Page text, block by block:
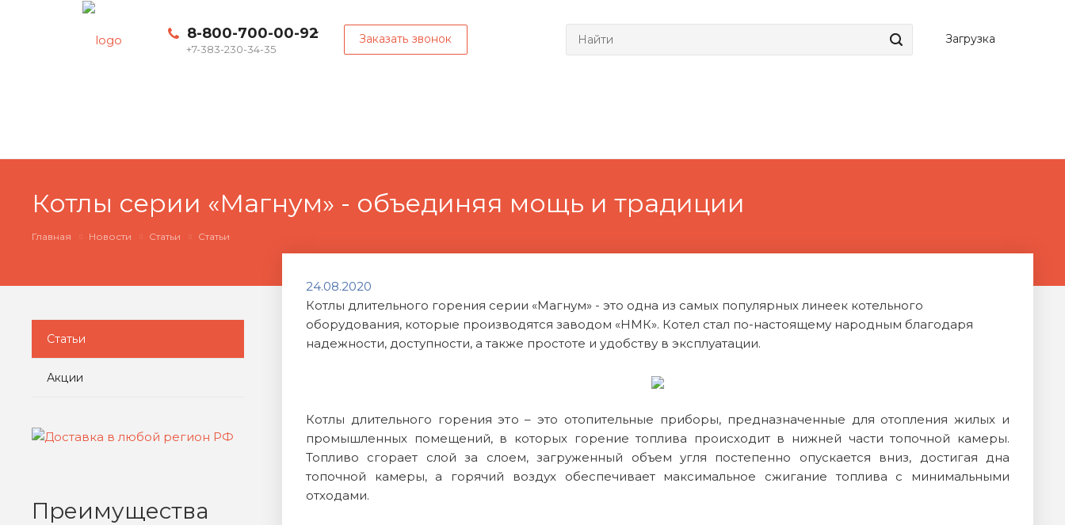
8-800-700-00-92
+7-383-230-34-35
Заказать звонок Загрузка
Котлы серии «Магнум» - объединяя мощь и традиции
Главная Новости Статьи Статьи
24.08.2020
Котлы длительного горения серии «Магнум» - это одна из самых популярных линеек котельного
оборудования, которые производятся заводом «НМК». Котел стал по-настоящему народным благодаря
надежности, доступности, а также простоте и удобству в эксплуатации.
Котлы длительного горения это – это отопительные приборы, предназначенные для отопления жилых и
промышленных помещений, в которых горение топлива происходит в нижней части топочной камеры.
Топливо сгорает слой за слоем, загруженный объем угля постепенно опускается вниз, достигая дна
топочной камеры, а горячий воздух обеспечивает максимальное сжигание топлива с минимальными
отходами.
Статьи
Акции
Преимущества